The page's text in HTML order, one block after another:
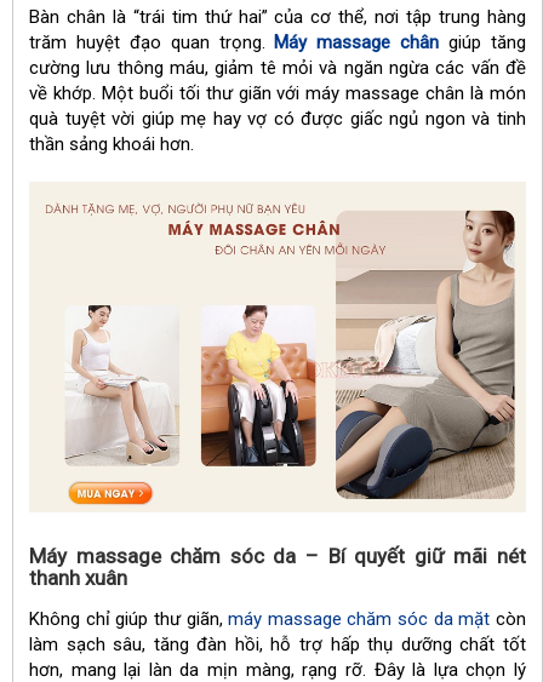
Bàn chân là “trái tim thứ hai” của cơ thể, nơi tập trung hàng
trăm huyệt đạo quan trọng.Máy massage chân giúp tăng
cường lưu thông máu, giảm tê mỏi và ngăn ngừa các vấn đề
về khớp. Một buổi tối thư giãn với máy massage chân là món
quà tuyệt vời giúp mẹ hay vợ có được giấc ngủ ngon và tinh
thần sảng khoái hơn.
Máy massage chăm sóc da – Bí quyết giữ mãi nét
thanh xuân
Không chỉ giúp thư giãn,máy massage chăm sóc da mặt còn
làm sạch sâu, tăng đàn hồi, hỗ trợ hấp thụ dưỡng chất tốt
hơn, mang lại làn da mịn màng, rạng rỡ. Đây là lựa chọn lý